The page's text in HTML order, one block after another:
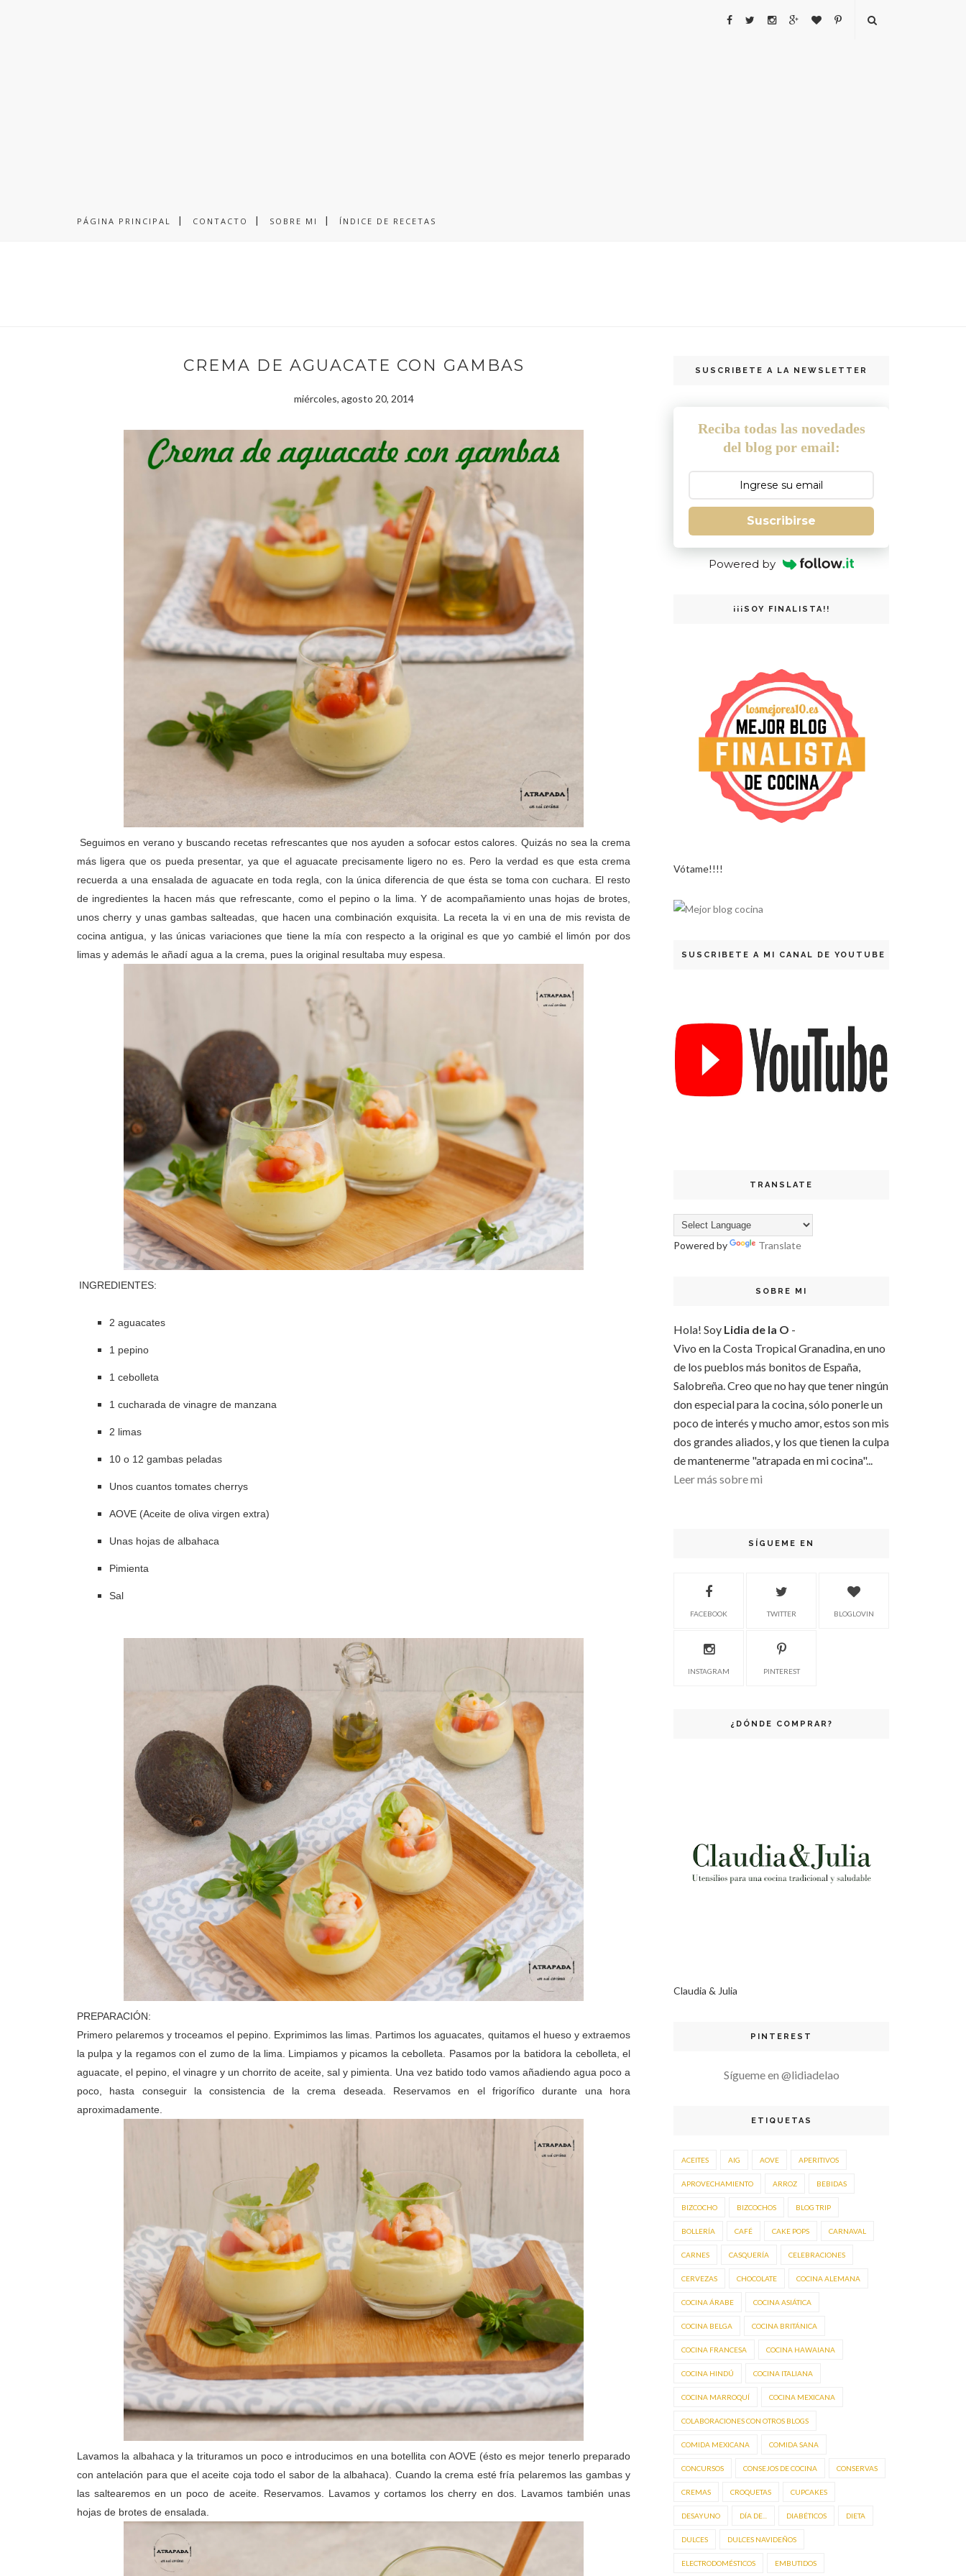
PÁGINA PRINCIPAL CONTACTO SOBRE MI ÍNDICE DE RECETAS
CREMA DE AGUACATE CON GAMBAS
miércoles, agosto 20, 2014
Seguimos en verano y buscando recetas refrescantes que nos ayuden a sofocar estos calores. Quizás no sea la crema
más ligera que os pueda presentar, ya que el aguacate precisamente ligero no es. Pero la verdad es que esta crema
recuerda a una ensalada de aguacate en toda regla, con la única diferencia de que ésta se toma con cuchara. El resto
de ingredientes la hacen más que refrescante, como el pepino o la lima. Y de acompañamiento unas hojas de brotes,
unos cherry y unas gambas salteadas, que hacen una combinación exquisita. La receta la vi en una de mis revista de
cocina antigua, y las únicas variaciones que tiene la mía con respecto a la original es que yo cambié el limón por dos
limas y además le añadí agua a la crema, pues la original resultaba muy espesa.
INGREDIENTES:
2 aguacates
1 pepino
1 cebolleta
1 cucharada de vinagre de manzana
2 limas
10 o 12 gambas peladas
Unos cuantos tomates cherrys
AOVE (Aceite de oliva virgen extra)
Unas hojas de albahaca
Pimienta
Sal
PREPARACIÓN:
Primero pelaremos y troceamos el pepino. Exprimimos las limas. Partimos los aguacates, quitamos el hueso y extraemos
la pulpa y la regamos con el zumo de la lima. Limpiamos y picamos la cebolleta. Pasamos por la batidora la cebolleta, el
aguacate, el pepino, el vinagre y un chorrito de aceite, sal y pimienta. Una vez batido todo vamos añadiendo agua poco a
poco, hasta conseguir la consistencia de la crema deseada. Reservamos en el frigorífico durante una hora
aproximadamente.
Lavamos la albahaca y la trituramos un poco e introducimos en una botellita con AOVE (ésto es mejor tenerlo preparado
con antelación para que el aceite coja todo el sabor de la albahaca). Cuando la crema esté fría pelaremos las gambas y
las saltearemos en un poco de aceite. Reservamos. Lavamos y cortamos los cherry en dos. Lavamos también unas
hojas de brotes de ensalada.
SUSCRIBETE A LA NEWSLETTER
Reciba todas las novedades
del blog por email:
Suscribirse
Powered by
¡¡¡SOY FINALISTA!!
Vótame!!!!
SUSCRIBETE A MI CANAL DE YOUTUBE
TRANSLATE
Powered by Translate
SOBRE MI
Hola! Soy Lidia de la O -
Vivo en la Costa Tropical Granadina, en uno
de los pueblos más bonitos de España,
Salobreña. Creo que no hay que tener ningún
don especial para la cocina, sólo ponerle un
poco de interés y mucho amor, estos son mis
dos grandes aliados, y los que tienen la culpa
de mantenerme "atrapada en mi cocina"...
Leer más sobre mi
SÍGUEME EN
FACEBOOK TWITTER BLOGLOVIN
INSTAGRAM PINTEREST
¿DÓNDE COMPRAR?
Claudia & Julia
PINTEREST
Sígueme en @lidiadelao
ETIQUETAS
ACEITES AIG AOVE APERITIVOS
APROVECHAMIENTO ARROZ BEBIDAS
BIZCOCHO BIZCOCHOS BLOG TRIP
BOLLERÍA CAFÉ CAKE POPS CARNAVAL
CARNES CASQUERÍA CELEBRACIONES
CERVEZAS CHOCOLATE COCINA ALEMANA
COCINA ÁRABE COCINA ASIÁTICA
COCINA BELGA COCINA BRITÁNICA
COCINA FRANCESA COCINA HAWAIANA
COCINA HINDÚ COCINA ITALIANA
COCINA MARROQUÍ COCINA MEXICANA
COLABORACIONES CON OTROS BLOGS
COMIDA MEXICANA COMIDA SANA
CONCURSOS CONSEJOS DE COCINA CONSERVAS
CREMAS CROQUETAS CUPCAKES
DESAYUNO DÍA DE... DIABÉTICOS DIETA
DULCES DULCES NAVIDEÑOS
ELECTRODOMÉSTICOS EMBUTIDOS